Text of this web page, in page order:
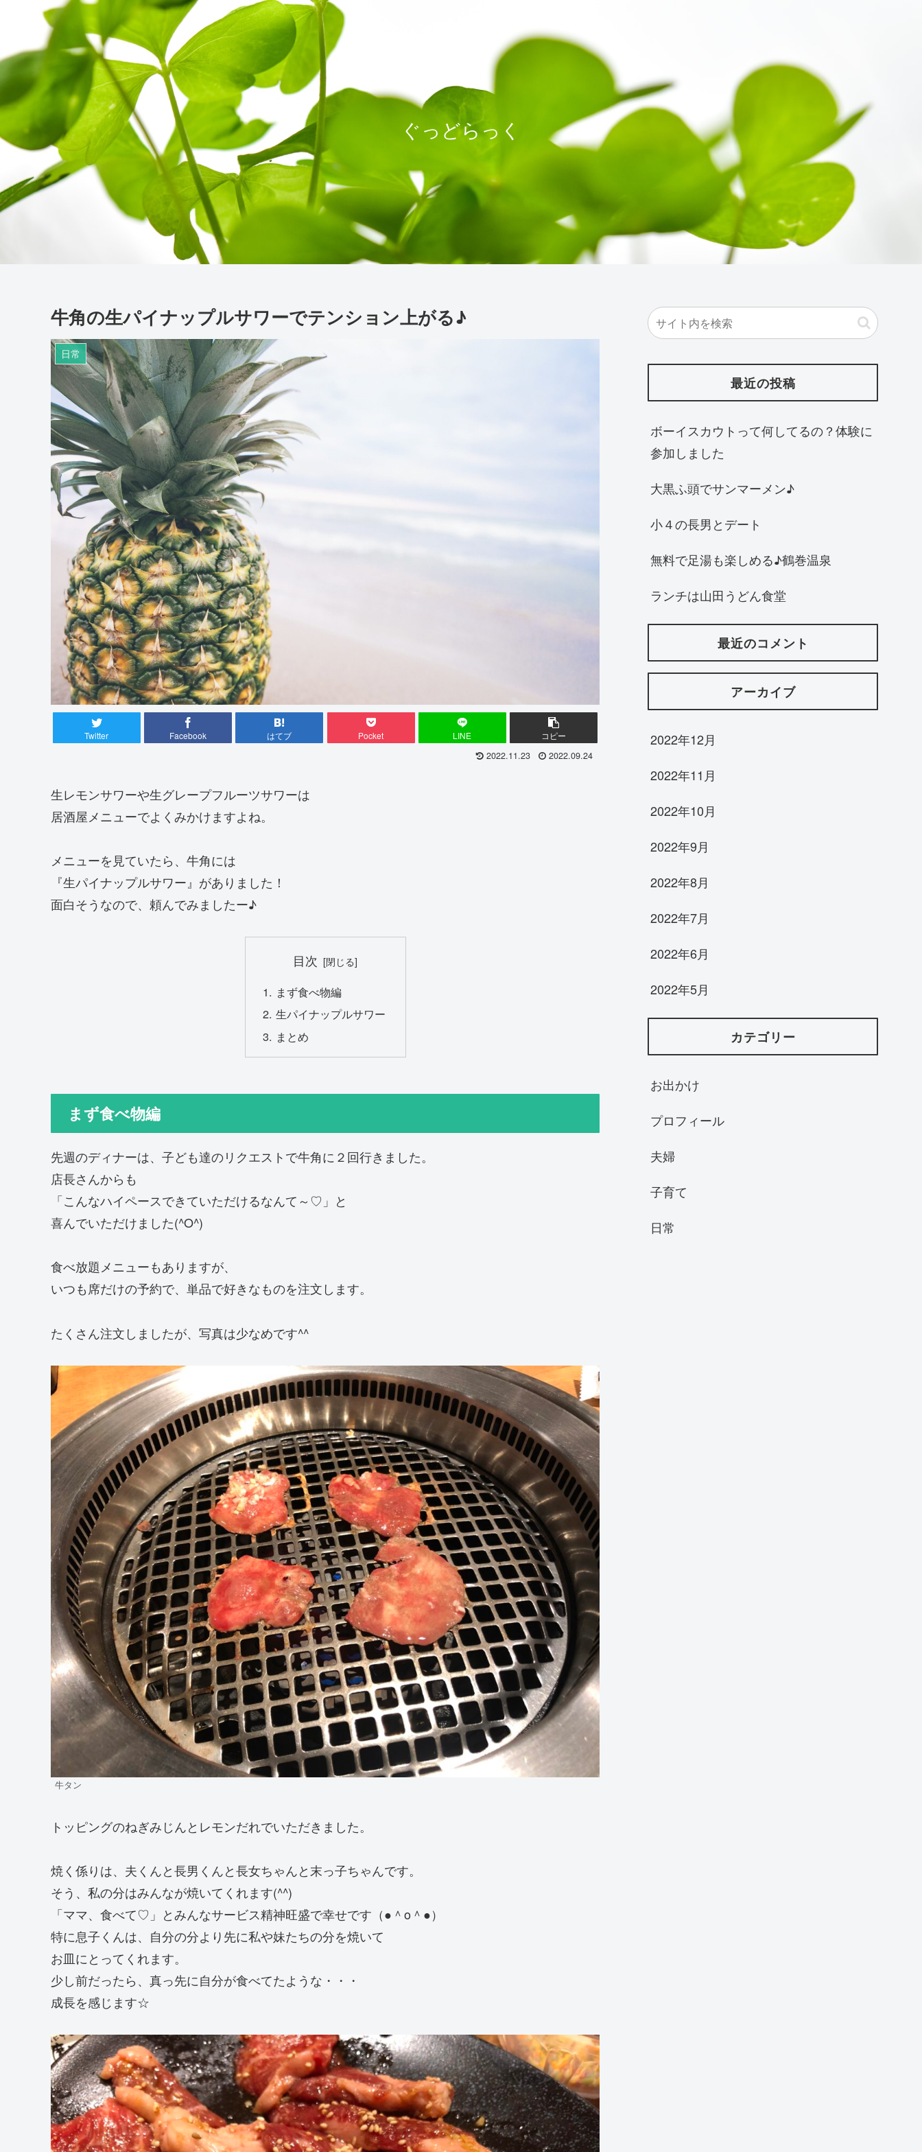
ぐっどらっく
牛角の生パイナップルサワーでテンション上がる♪
日常
Twitter Facebook はてブ Pocket LINE コピー
2022.11.23 2022.09.24
生レモンサワーや生グレープフルーツサワーは
居酒屋メニューでよくみかけますよね。
メニューを見ていたら、牛角には
『生パイナップルサワー』がありました！
面白そうなので、頼んでみましたー♪
目次
まず食べ物編
生パイナップルサワー
まとめ
まず食べ物編
先週のディナーは、子ども達のリクエストで牛角に２回行きました。
店長さんからも
「こんなハイペースできていただけるなんて～♡」と
喜んでいただけました(^O^)
食べ放題メニューもありますが、
いつも席だけの予約で、単品で好きなものを注文します。
たくさん注文しましたが、写真は少なめです^^
牛タン
トッピングのねぎみじんとレモンだれでいただきました。
焼く係りは、夫くんと長男くんと長女ちゃんと末っ子ちゃんです。
そう、私の分はみんなが焼いてくれます(^^)
「ママ、食べて♡」とみんなサービス精神旺盛で幸せです（●＾o＾●）
特に息子くんは、自分の分より先に私や妹たちの分を焼いて
お皿にとってくれます。
少し前だったら、真っ先に自分が食べてたような・・・
成長を感じます☆
最近の投稿
ボーイスカウトって何してるの？体験に
参加しました
大黒ふ頭でサンマーメン♪
小４の長男とデート
無料で足湯も楽しめる♪鶴巻温泉
ランチは山田うどん食堂
最近のコメント
アーカイブ
2022年12月
2022年11月
2022年10月
2022年9月
2022年8月
2022年7月
2022年6月
2022年5月
カテゴリー
お出かけ
プロフィール
夫婦
子育て
日常